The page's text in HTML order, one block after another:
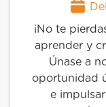
¡No te
aprender y
Únase a
oportunidad
e